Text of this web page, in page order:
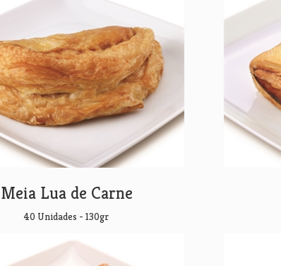
Meia Lua de Carne
40 Unidades - 130gr